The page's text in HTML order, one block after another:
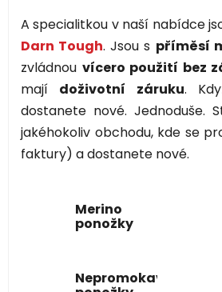
A specialitkou v naší nabídce
Darn Tough. Jsou s příměsí
zvládnou vícero použití bez
mají doživotní záruku.
dostanete nové. Jednoduše.
jakéhokoliv obchodu, kde se
faktury) a dostanete nové.
Merino
ponožky
Nepromokavé